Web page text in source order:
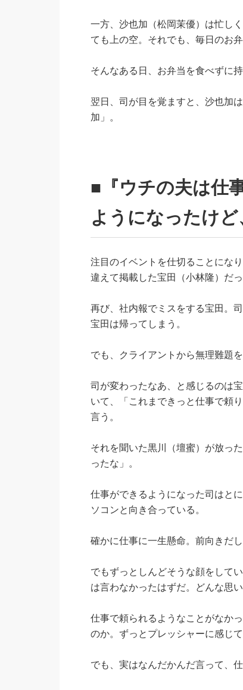
一方、沙也加（松岡茉優）は忙し
ても上の空。それでも、毎日のお
そんなある日、お弁当を食べずに
翌日、司が目を覚ますと、沙也加
加」。
■『ウチの夫は仕
ようになったけど
注目のイベントを仕切ることにな
違えて掲載した宝田（小林隆）だっ
再び、社内報でミスをする宝田。
宝田は帰ってしまう。
でも、クライアントから無理難題
司が変わったなあ、と感じるのは
いて、「これまできっと仕事で頼
言う。
それを聞いた黒川（壇蜜）が放っ
ったな」。
仕事ができるようになった司はと
ソコンと向き合っている。
確かに仕事に一生懸命。前向きだ
でもずっとしんどそうな顔をして
は言わなかったはずだ。どんな思
仕事で頼られるようなことがなか
のか。ずっとプレッシャーに感じて
でも、実はなんだかんだ言って、